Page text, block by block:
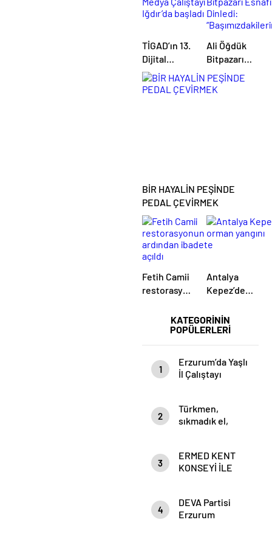
KATEGORİNİN
POPÜLERLERİ
1
Erzurum’da Yaşlı
İl Çalıştayı
2
Türkmen,
sıkmadık el,
3
ERMED KENT
KONSEYİ İLE
YATIRIYOR
4
DEVA Partisi
Erzurum
TİGAD’ın 13.
Dijital
Medya
Çalıştayı
Ali Öğdük
Bitpazarı
Esnafını
Dinledi:
BİR HAYALİN PEŞİNDE
PEDAL ÇEVİRMEK
Fetih Camii
restorasyonun
ibadete
Antalya
Kepez’de
yangını